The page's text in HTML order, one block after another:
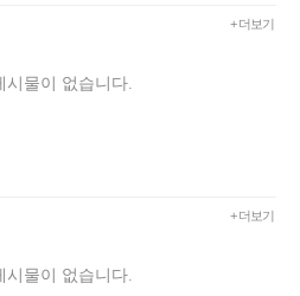
+ 더보기
시물이 없습니다.
+ 더보기
시물이 없습니다.